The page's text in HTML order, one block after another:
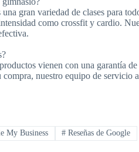
gran variedad de clases para
como crossfit y cardio.
vienen con una garantía
nuestro equipo de servicio
My Business # Reseñas de Google